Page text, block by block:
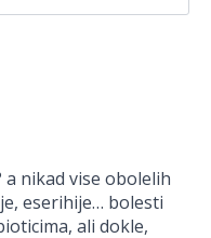
a nikad vise obolelih
eserihije… bolesti
ali dokle,